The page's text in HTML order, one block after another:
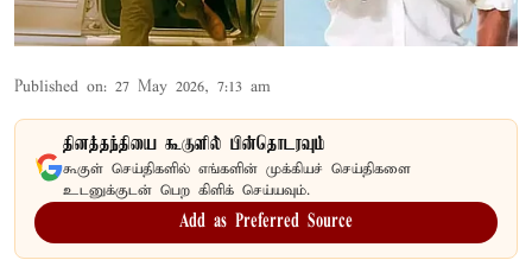
Published on: 27 May 2026, 7:13 am
தினத்தந்தியை கூகுளில் பின்தொடரவும்
கூகுள் செய்திகளில் எங்களின் முக்கியச் செய்திகளை
உடனுக்குடன் பெற கிளிக் செய்யவும்.
Add as Preferred Source